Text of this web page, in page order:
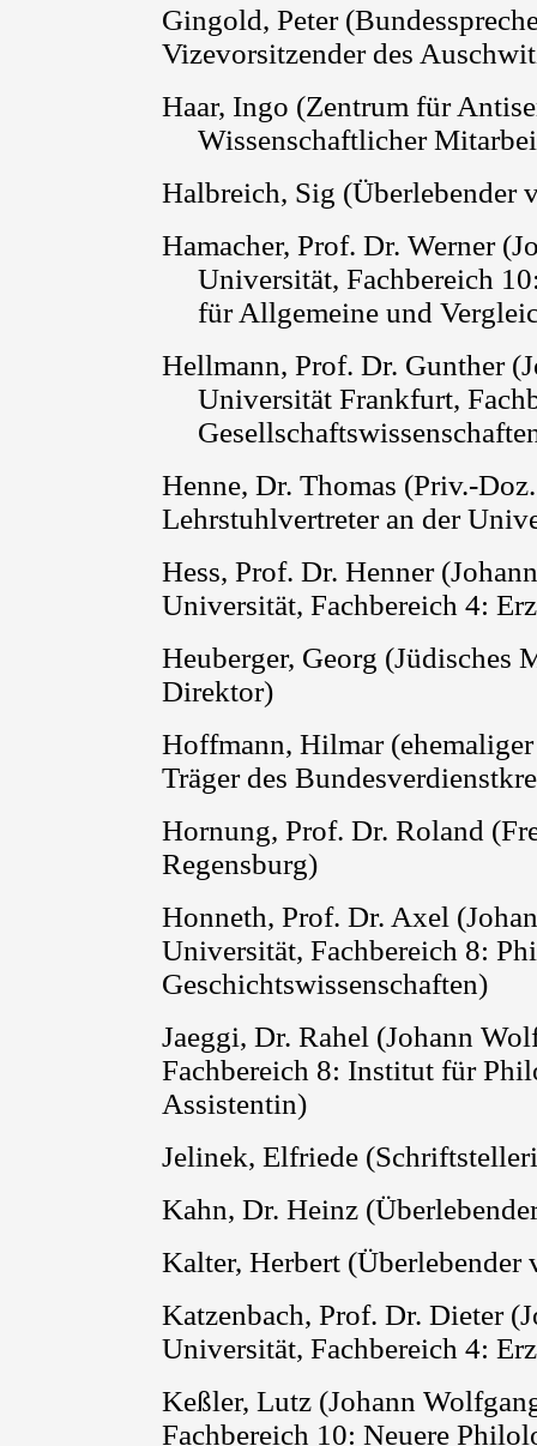
Gingold, Peter
Vizevorsitzender des
Haar, Ingo (Zentrum für
Wissenschaftlicher
Halbreich, Sig
Hamacher, Prof. Dr. Werner
Universität, Fachbereich
für Allgemeine und
Hellmann, Prof. Dr. Gunther
Universität Frankfurt,
Henne, Dr. Thomas (Priv.-Doz
Lehrstuhlvertreter an der
Hess, Prof. Dr. Henner
Universität, Fachbereich 4:
Heuberger, Georg (Jüdisches
Direktor)
Hoffmann, Hilmar
Träger des
Hornung, Prof. Dr. Roland
Regensburg)
Honneth, Prof. Dr. Axel
Universität, Fachbereich 8:
Geschichtswissenschaften)
Jaeggi, Dr. Rahel (Johann
Fachbereich 8: Institut für
Assistentin)
Jelinek, Elfriede
Kahn, Dr. Heinz
Kalter, Herbert
Katzenbach, Prof. Dr. Dieter
Universität, Fachbereich 4:
Keßler, Lutz (Johann
Fachbereich 10: Neuere